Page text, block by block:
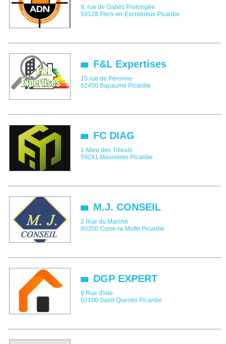
8, rue de Gabès Prolongée
59128 Flers-en-Escrebieux Picardie
F&L Expertises
15 rue de Péronne
62450 Bapaume Picardie
FC DIAG
1 Allee des Tilleuls
59241 Masnières Picardie
M.J. CONSEIL
2 Rue du Marché
60350 Cuise-la-Motte Picardie
DGP EXPERT
8 Rue d'isle
02100 Saint-Quentin Picardie